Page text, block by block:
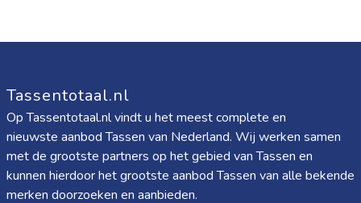
Tassentotaal.nl
Op Tassentotaal.nl vindt u het meest complete en
nieuwste aanbod Tassen van Nederland. Wij werken samen
met de grootste partners op het gebied van Tassen en
kunnen hierdoor het grootste aanbod Tassen van alle bekende
merken doorzoeken en aanbieden.